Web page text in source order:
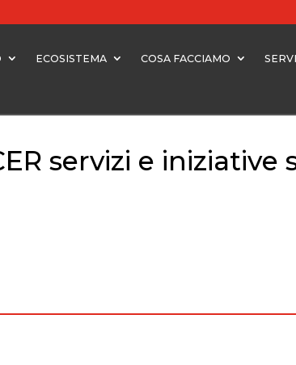
ECOSISTEMA COSA FACCIAMO
servizi e iniziative